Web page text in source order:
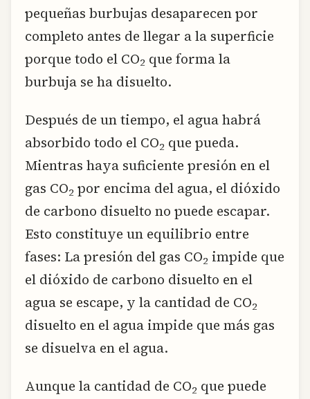
pequeñas burbujas desaparecen por
completo antes de llegar a la superficie
porque todo el CO2 que forma la
burbuja se ha disuelto.
Después de un tiempo, el agua habrá
absorbido todo el CO2 que pueda.
Mientras haya suficiente presión en el
gas CO2 por encima del agua, el dióxido
de carbono disuelto no puede escapar.
Esto constituye un equilibrio entre
fases: La presión del gas CO2 impide que
el dióxido de carbono disuelto en el
agua se escape, y la cantidad de CO2
disuelto en el agua impide que más gas
se disuelva en el agua.
Aunque la cantidad de CO2 que puede